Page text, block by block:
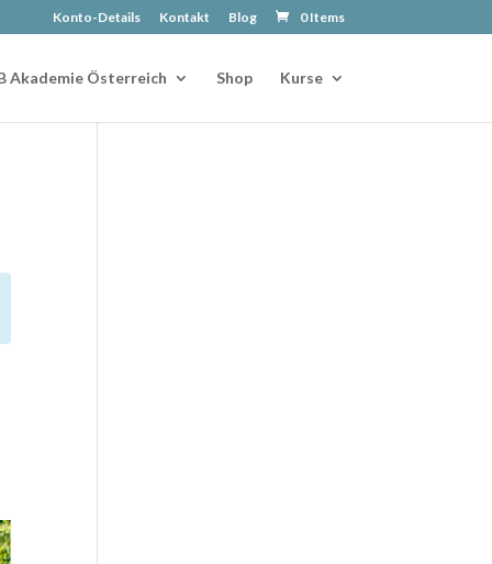
Konto-Details Kontakt Blog 0 Items
Akademie Österreich Shop Kurse